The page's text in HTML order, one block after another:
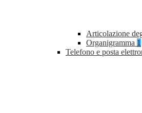
Articolazione
Organigramma 1
Telefono e posta